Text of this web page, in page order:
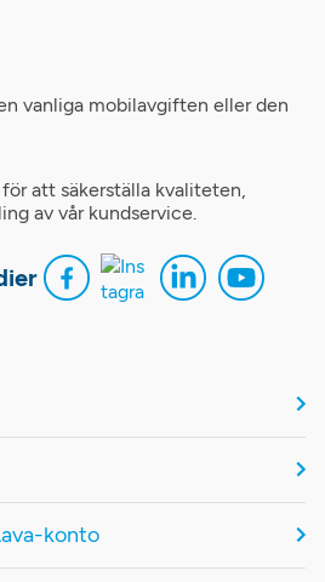
vanliga mobilavgiften eller den
att säkerställa kvaliteten,
av vår kundservice.
konto